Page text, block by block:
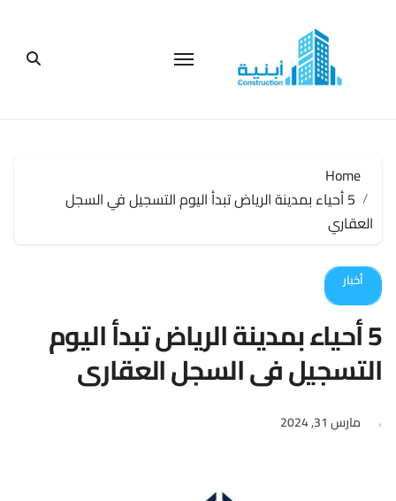
Home
5 أحياء بمدينة الرياض تبدأ اليوم التسجيل في السجل
العقاري
أخبار
5 أحياء بمدينة الرياض تبدأ اليوم
التسجيل في السجل العقاري
مارس 31, 2024